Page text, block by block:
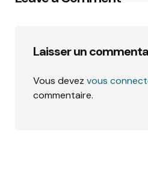
Laisser un
Vous devez vous
commentaire.